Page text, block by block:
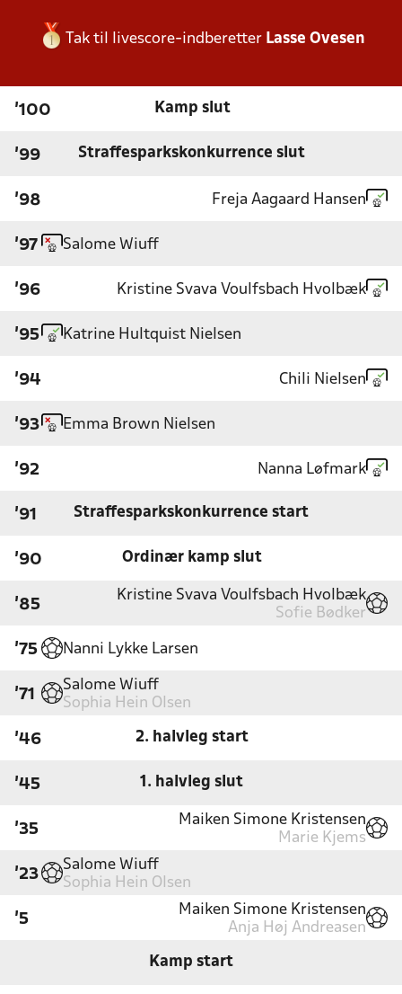
Tak til livescore-indberetter Lasse Ovesen
'100 Kamp slut
'99 Straffesparkskonkurrence slut
'98 Freja Aagaard Hansen
'97 Salome Wiuff
'96 Kristine Svava Voulfsbach Hvolbæk
'95 Katrine Hultquist Nielsen
'94 Chili Nielsen
'93 Emma Brown Nielsen
'92 Nanna Løfmark
'91 Straffesparkskonkurrence start
'90 Ordinær kamp slut
'85
Kristine Svava Voulfsbach Hvolbæk
Sofie Bødker
'75 Nanni Lykke Larsen
'71
Salome Wiuff
Sophia Hein Olsen
'46 2. halvleg start
'45 1. halvleg slut
'35
Maiken Simone Kristensen
Marie Kjems
'23
Salome Wiuff
Sophia Hein Olsen
'5
Maiken Simone Kristensen
Anja Høj Andreasen
Kamp start